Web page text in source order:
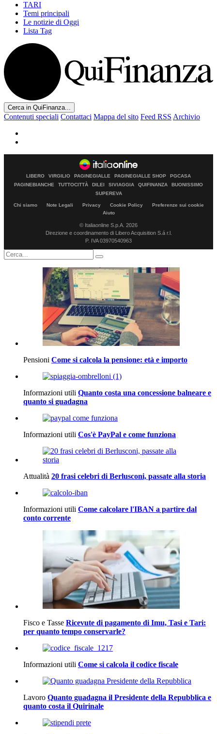
TARI
Temi principali
Le notizie di Oggi
Lista Tag
Cerca in QuiFinanza...
Contenuti speciali Contattaci Mappa del sito Feed RSS Archivio
LIBERO VIRGILIO PAGINEGIALLE PAGINEGIALLE SHOP
PGCASA
PAGINEBIANCHE
TUTTOCITTÀ DILEI SIVIAGGIA QUIFINANZA
BUONISSIMO
SUPEREVA
Chi siamo Note Legali Privacy Cookie Policy
Preferenze sui cookie
Aiuto
© Italiaonline S.p.A. 2026
Direzione e coordinamento di Libero Acquisition S.á r.l.
P. IVA 03970540963
Pensioni Come si calcola la pensione: età e importo
Informazioni utili Quanto costa una concessione balneare e
quanto si guadagna
Informazioni utili Cos'è PayPal e come funziona
Attualità 20 frasi celebri di Berlusconi, passate alla storia
Informazioni utili Come calcolare l'IBAN a partire dal
conto corrente
Fisco e Tasse Ricevute di pagamento di Imu, Tasi e Tari:
per quanto tempo conservarle?
Informazioni utili Come si calcola il codice fiscale
Lavoro Quanto guadagna il Presidente della Repubblica e
quanto costa il Quirinale